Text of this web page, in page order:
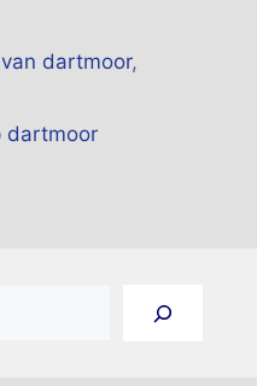
dartmoor,
dartmoor